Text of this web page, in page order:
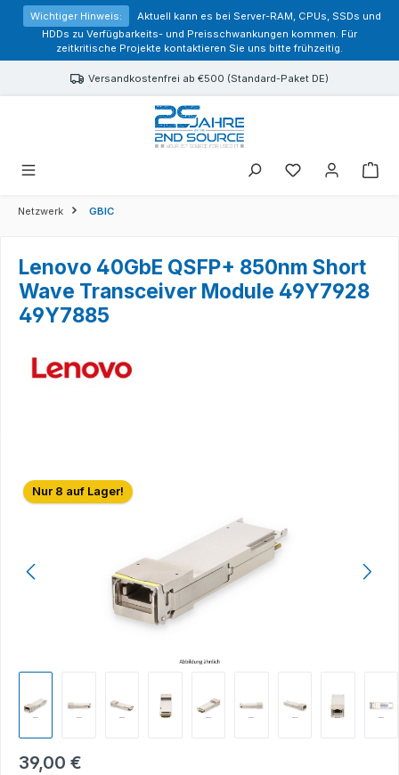
springen
Wichtiger Hinweis:
Aktuell kann es bei Server-RAM, CPUs, SSDs und
HDDs zu Verfügbarkeits- und Preisschwankungen kommen. Für
zeitkritische Projekte kontaktieren Sie uns bitte frühzeitig.
Versandkostenfrei ab €500 (Standard-Paket DE)
Sie haben 0
Netzwerk GBIC
Lenovo 40GbE QSFP+ 850nm Short
Wave Transceiver Module 49Y7928
49Y7885
Bildergalerie überspringen
Nur 8 auf Lager!
39,00 €